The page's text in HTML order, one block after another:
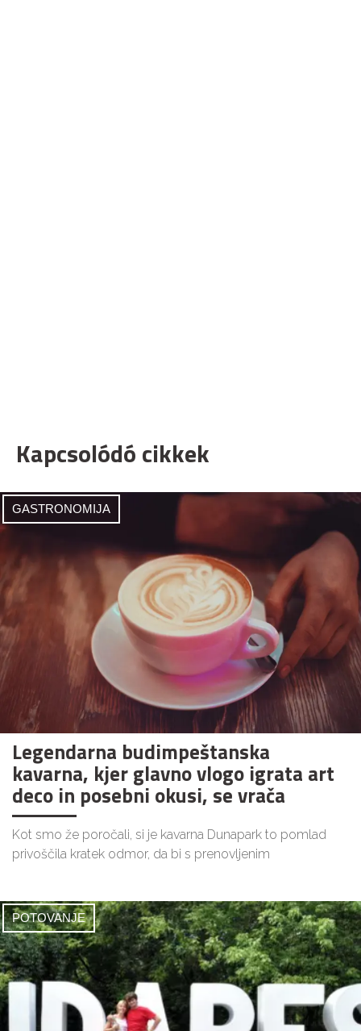
Kapcsolódó cikkek
GASTRONOMIJA
Legendarna budimpeštanska
kavarna, kjer glavno vlogo igrata art
deco in posebni okusi, se vrača
Kot smo že poročali, si je kavarna Dunapark to pomlad
privoščila kratek odmor, da bi s prenovljenim
POTOVANJE